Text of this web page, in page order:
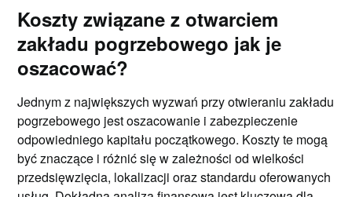
Koszty związane z otwarciem
zakładu pogrzebowego jak je
oszacować?
Jednym z największych wyzwań przy otwieraniu zakładu
pogrzebowego jest oszacowanie i zabezpieczenie
odpowiedniego kapitału początkowego. Koszty te mogą
być znaczące i różnić się w zależności od wielkości
przedsięwzięcia, lokalizacji oraz standardu oferowanych